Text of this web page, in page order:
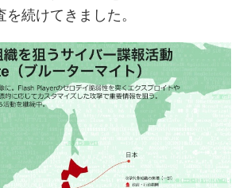
を続けてきました。